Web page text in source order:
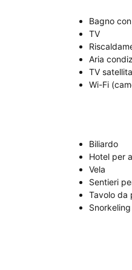
Bagno
TV
Aria
TV
Wi-Fi
Biliardo
Hotel per
Vela
Sentieri
Tavolo da
Snorkeling